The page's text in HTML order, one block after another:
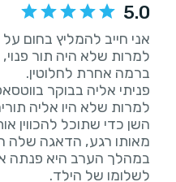
5.0
אני חייב להמליץ בחום
למרות שלא היה תור פנוי,
​פניתי אליה בבוקר
למרות שלא היו אליה
​במהלך הערב היא פנתה